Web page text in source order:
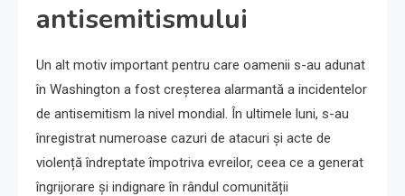
antisemitismului
Un alt motiv important pentru care oamenii s-au adunat
în Washington a fost creșterea alarmantă a incidentelor
de antisemitism la nivel mondial. În ultimele luni, s-au
înregistrat numeroase cazuri de atacuri și acte de
violență îndreptate împotriva evreilor, ceea ce a generat
îngrijorare și indignare în rândul comunității